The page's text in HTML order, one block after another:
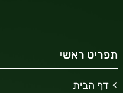
תפריט ראשי
דף הבית